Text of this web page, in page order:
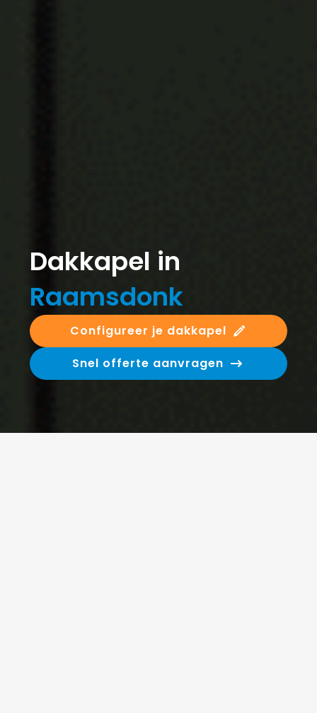
Dakkapel in
Raamsdonk
Configureer je dakkapel
Snel offerte aanvragen